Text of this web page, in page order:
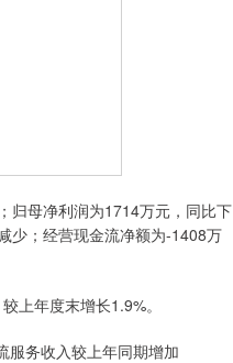
母净利润为1714万元，同比下
少；经营现金流净额为-1408万
年度末增长1.9%。
务收入较上年同期增加
-148.43 -1.05%